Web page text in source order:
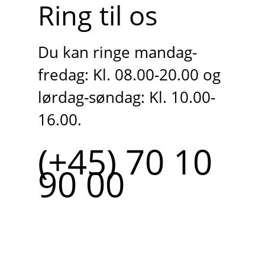
Ring til os
Du kan ringe mandag-
fredag: Kl. 08.00-20.00 og
lørdag-søndag: Kl. 10.00-
16.00.
(+45) 70 10
90 00